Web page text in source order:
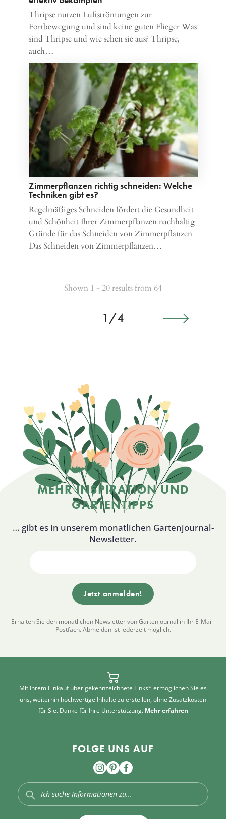
Thripse nutzen Luftströmungen zur
Fortbewegung und sind keine guten Flieger Was
sind Thripse und wie sehen sie aus? Thripse,
auch…
Zimmerpflanzen richtig schneiden: Welche
Techniken gibt es?
Regelmäßiges Schneiden fördert die Gesundheit
und Schönheit Ihrer Zimmerpflanzen nachhaltig
Gründe für das Schneiden von Zimmerpflanzen
Das Schneiden von Zimmerpflanzen…
Shown 1 - 20 results from 64
1/4
MEHR INSPIRATION UND
GARTENTIPPS
… gibt es in unserem monatlichen Gartenjournal-
Newsletter.
Erhalten Sie den monatlichen Newsletter von Gartenjournal in Ihr E-Mail-
Postfach. Abmelden ist jederzeit möglich.
Mit Ihrem Einkauf über gekennzeichnete Links* ermöglichen Sie es
uns, weiterhin hochwertige Inhalte zu erstellen, ohne Zusatzkosten
für Sie. Danke für Ihre Unterstützung. Mehr erfahren
FOLGE UNS AUF